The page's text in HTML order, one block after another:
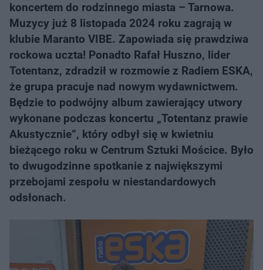
koncertem do rodzinnego miasta – Tarnowa.
Muzycy już 8 listopada 2024 roku zagrają w
klubie Maranto VIBE. Zapowiada się prawdziwa
rockowa uczta! Ponadto Rafał Huszno, lider
Totentanz, zdradził w rozmowie z Radiem ESKA,
że grupa pracuje nad nowym wydawnictwem.
Będzie to podwójny album zawierający utwory
wykonane podczas koncertu „Totentanz prawie
Akustycznie”, który odbył się w kwietniu
bieżącego roku w Centrum Sztuki Mościce. Było
to dwugodzinne spotkanie z największymi
przebojami zespołu w niestandardowych
odsłonach.